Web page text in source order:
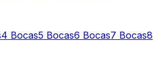
4 Bocas5 Bocas6 Bocas7 Bocas8